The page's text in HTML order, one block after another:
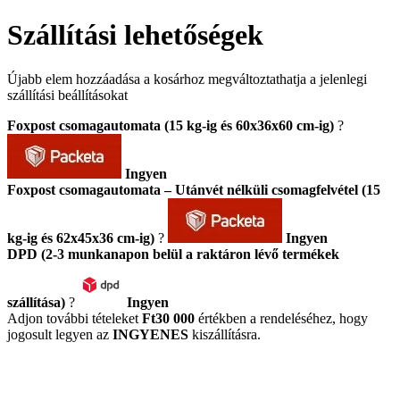
Szállítási lehetőségek
Újabb elem hozzáadása a kosárhoz megváltoztathatja a jelenlegi
szállítási beállításokat
Foxpost csomagautomata (15 kg-ig és 60x36x60 cm-ig) ?
Ingyen
Foxpost csomagautomata – Utánvét nélküli csomagfelvétel (15
kg-ig és 62x45x36 cm-ig) ?
Ingyen
DPD (2-3 munkanapon belül a raktáron lévő termékek
szállítása) ?
Ingyen
Adjon további tételeket Ft30 000 értékben a rendeléséhez, hogy
jogosult legyen az INGYENES kiszállításra.